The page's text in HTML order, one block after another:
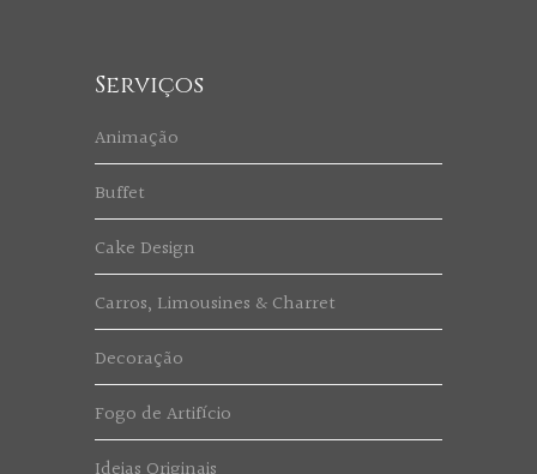
Serviços
Animação
Buffet
Cake Design
Carros, Limousines & Charret
Decoração
Fogo de Artifício